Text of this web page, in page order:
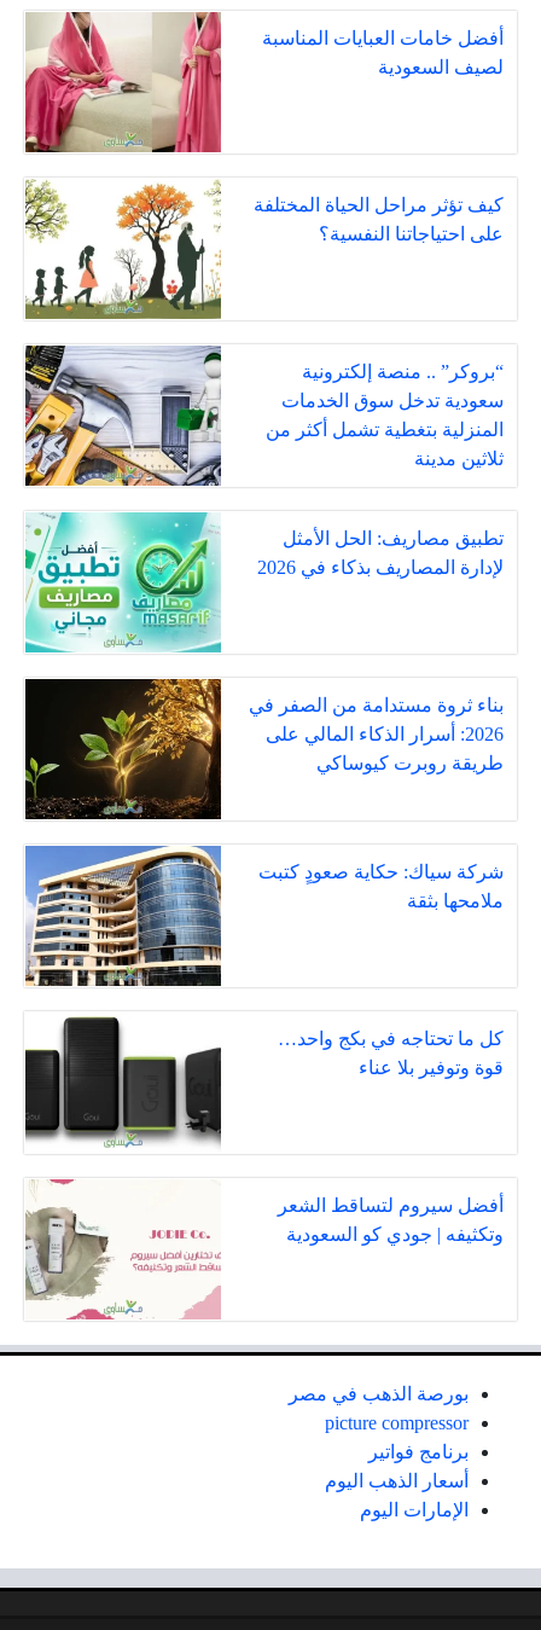
أفضل خامات العبايات المناسبة
لصيف السعودية
كيف تؤثر مراحل الحياة المختلفة
على احتياجاتنا النفسية؟
“بروكر” .. منصة إلكترونية
سعودية تدخل سوق الخدمات
المنزلية بتغطية تشمل أكثر من
ثلاثين مدينة
تطبيق مصاريف: الحل الأمثل
لإدارة المصاريف بذكاء في 2026
بناء ثروة مستدامة من الصفر في
2026: أسرار الذكاء المالي على
طريقة روبرت كيوساكي
شركة سياك: حكاية صعودٍ كتبت
ملامحها بثقة
كل ما تحتاجه في بكج واحد…
قوة وتوفير بلا عناء
أفضل سيروم لتساقط الشعر
وتكثيفه | جودي كو السعودية
بورصة الذهب في مصر
picture compressor
برنامج فواتير
أسعار الذهب اليوم
الإمارات اليوم